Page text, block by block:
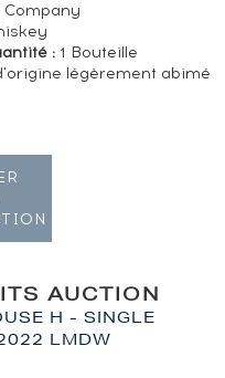
:1 Bouteille
légèrement abimé
AUCTION
H - SINGLE
LMDW